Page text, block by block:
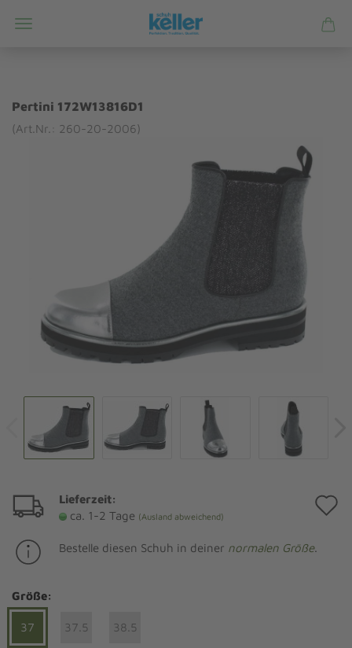
Pertini 172W13816D1
(Art.Nr.: 260-20-2006)
Lieferzeit:
ca. 1-2 Tage (Ausland abweichend)
Bestelle diesen Schuh in deiner normalen Größe.
Größe:
37 37.5 38.5